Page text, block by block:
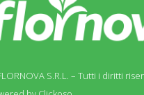
S.R.L. – Tutti i diritti